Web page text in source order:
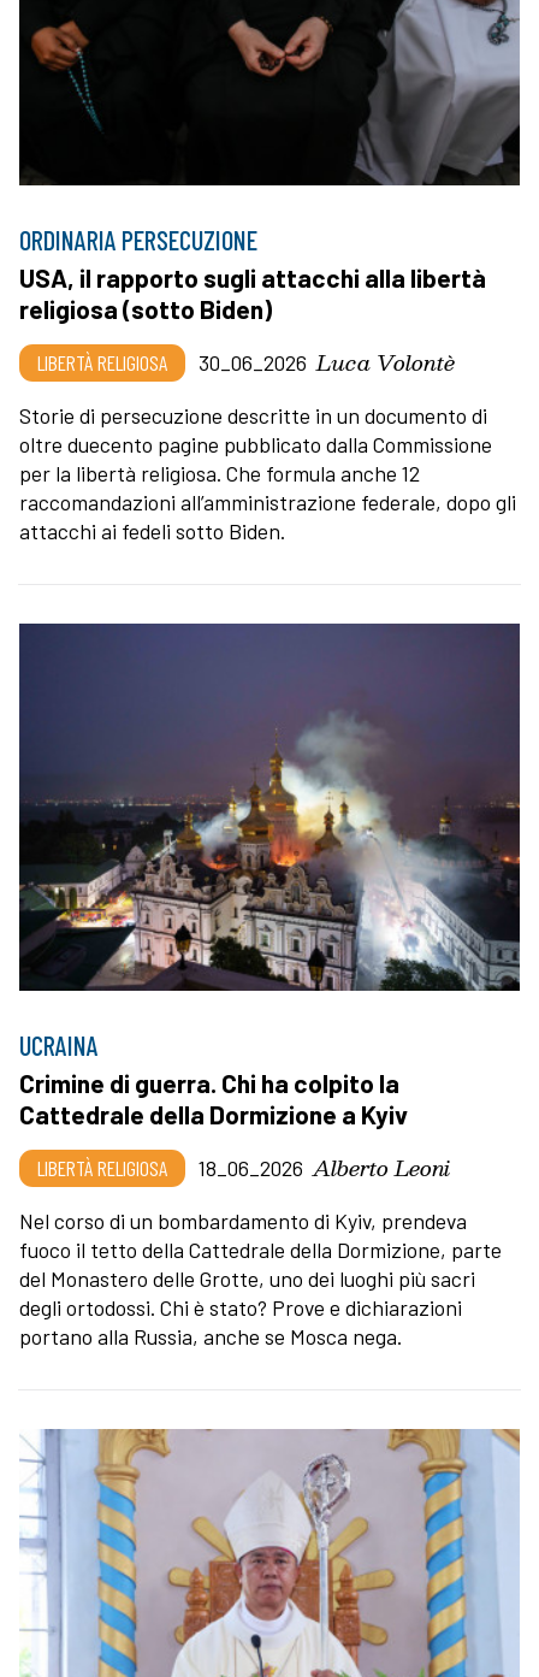
ORDINARIA PERSECUZIONE
USA, il rapporto sugli attacchi alla libertà
religiosa (sotto Biden)
LIBERTÀ RELIGIOSA 30_06_2026 Luca Volontè
Storie di persecuzione descritte in un documento di
oltre duecento pagine pubblicato dalla Commissione
per la libertà religiosa. Che formula anche 12
raccomandazioni all’amministrazione federale, dopo gli
attacchi ai fedeli sotto Biden.
UCRAINA
Crimine di guerra. Chi ha colpito la
Cattedrale della Dormizione a Kyiv
LIBERTÀ RELIGIOSA 18_06_2026 Alberto Leoni
Nel corso di un bombardamento di Kyiv, prendeva
fuoco il tetto della Cattedrale della Dormizione, parte
del Monastero delle Grotte, uno dei luoghi più sacri
degli ortodossi. Chi è stato? Prove e dichiarazioni
portano alla Russia, anche se Mosca nega.